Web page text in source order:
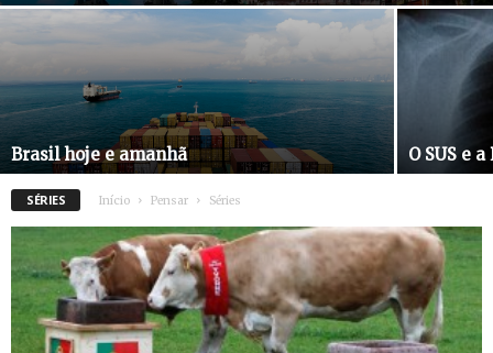
Brasil hoje e amanhã O SUS e
SÉRIES Início Pensar Séries